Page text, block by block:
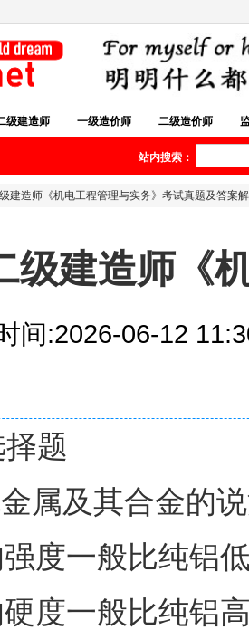
级建造师 一级造价师 二级造价师
站内搜索：
建造师《机电工程管理与实务》考试真题及答案
级建造师《
时间:2026-06-12
题
属及其合金的
度一般比纯铝
度一般比纯铝